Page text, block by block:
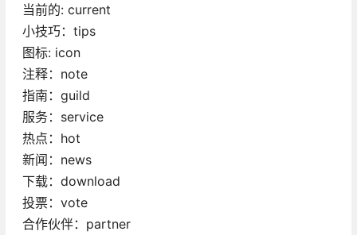
当前的: current
小技巧：tips
图标: icon
注释：note
指南：guild
服务：service
热点：hot
新闻：news
下载：download
投票：vote
合作伙伴：partner